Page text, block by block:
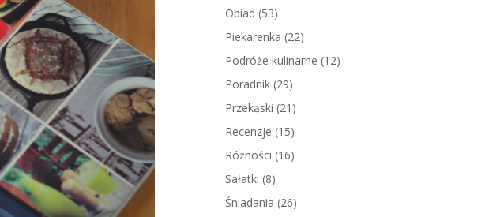
Obiad (53)
Piekarenka (22)
Podróże kulinarne (12)
Poradnik (29)
Przekąski (21)
Recenzje (15)
Różności (16)
Sałatki (8)
Śniadania (26)